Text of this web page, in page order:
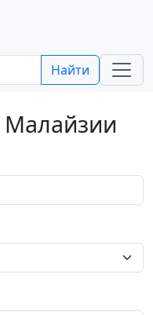
Найти
Малайзии